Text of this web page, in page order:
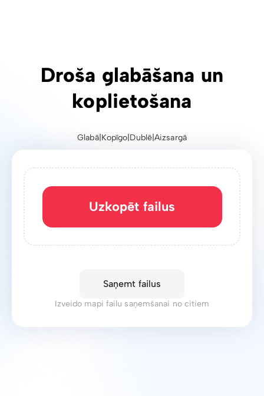
Droša glabāšana un
koplietošana
Glabā| Kopīgo Dublē|Aizsargā
Uzkopēt failus
Saņemt failus
Izveido mapi failu saņemšanai no citiem